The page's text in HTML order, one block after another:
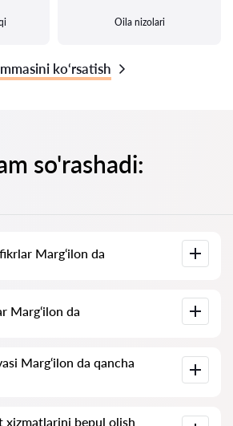
Oila nizolari
ko‘rsatish
so'rashadi:
Marg‘ilon da
o‘chirmaymiz va baholarni sun’iy
Marg‘ilon da
yaxshi yuristlari ro‘yxati to‘plangan
mavjud. Narxlar, fikrlar, telefon
Marg‘ilon da qancha
konsultatsiyasi narxlari 120 000
xizmatlarini bepul olish